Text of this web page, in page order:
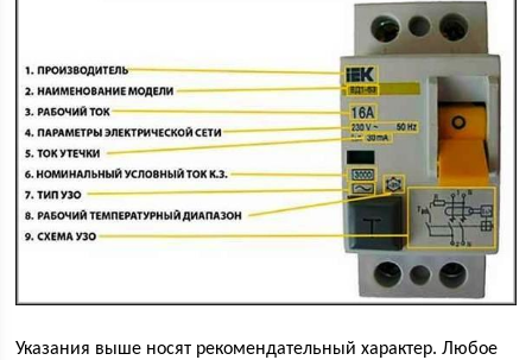
Указания выше носят рекомендательный характер. Любое